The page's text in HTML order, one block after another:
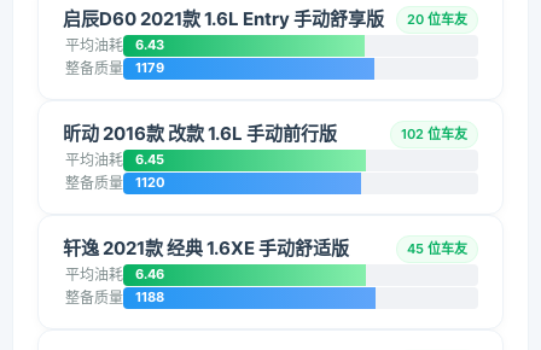
启辰D60 2021款 1.6L Entry 手动舒享版 20 位车友
平均油耗 6.43
整备质量 1179
昕动 2016款 改款 1.6L 手动前行版 102 位车友
平均油耗 6.45
整备质量 1120
轩逸 2021款 经典 1.6XE 手动舒适版 45 位车友
平均油耗 6.46
整备质量 1188